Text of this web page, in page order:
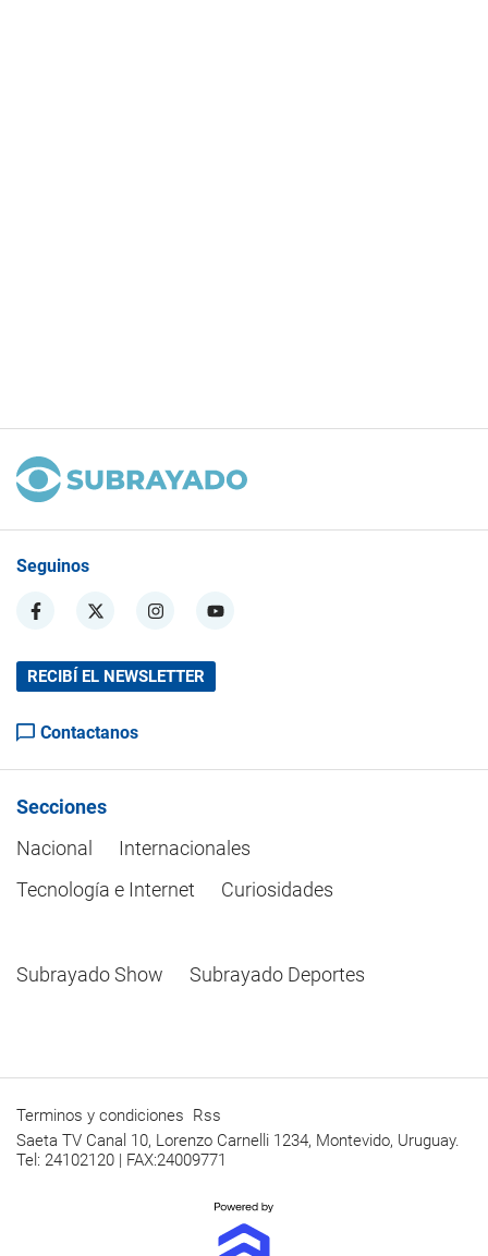
Seguinos
RECIBÍ EL NEWSLETTER
Contactanos
Secciones
Nacional
Internacionales
Tecnología e Internet
Curiosidades
Subrayado Show Subrayado Deportes
Terminos y condiciones Rss
Saeta TV Canal 10, Lorenzo Carnelli 1234, Montevido, Uruguay.
Tel: 24102120 | FAX:24009771